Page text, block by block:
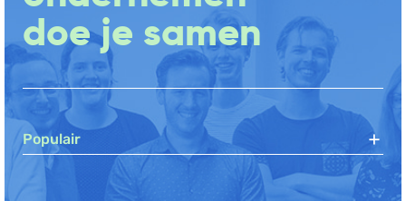
doe je samen
Populair